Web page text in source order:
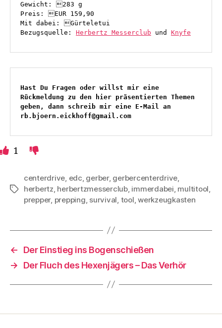
Gewicht: 283 g
Preis: EUR 159,90
Mit dabei: Gürteletui
Bezugsquelle: Herbertz Messerclub und Knyfe
Hast Du Fragen oder willst mir eine
Rückmeldung zu den hier präsentierten Themen
geben, dann schreib mir eine E-Mail an
rb.bjoern.eickhoff@gmail.com
1
Schlagwörter
centerdrive, edc, gerber, gerbercenterdrive,
herbertz, herbertzmesserclub, immerdabei, multitool,
prepper, prepping, survival, tool,werkzeugkasten
←
Der Einstieg ins Bogenschießen
→
Der Fluch des Hexenjägers – Das Verhör